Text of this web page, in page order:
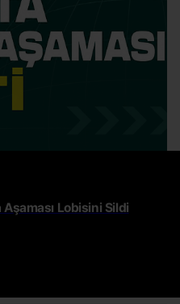
Lobisini Sildi